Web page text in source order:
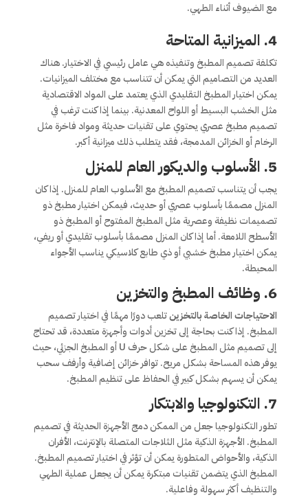
مع الضيوف أثناء الطهي.
4. الميزانية المتاحة
تكلفة تصميم المطبخ وتنفيذه هي عامل رئيسي في الاختيار. هناك
العديد من التصاميم التي يمكن أن تتناسب مع مختلف الميزانيات.
يمكن اختيار المطبخ التقليدي الذي يعتمد على المواد الاقتصادية
مثل الخشب البسيط أو اللواح المعدنية. بينما إذا كنت ترغب في
تصميم مطبخ عصري يحتوي على تقنيات حديثة ومواد فاخرة مثل
الرخام أو الخزائن المدمجة، فقد يتطلب ذلك ميزانية أكبر.
5. الأسلوب والديكور العام للمنزل
يجب أن يتناسب تصميم المطبخ مع الأسلوب العام للمنزل. إذا كان
المنزل مصممًا بأسلوب عصري أو حديث، فيمكن اختيار مطبخ ذو
تصميمات نظيفة وعصرية مثل المطبخ المفتوح أو المطبخ ذو
الأسطح اللامعة. أما إذا كان المنزل مصممًا بأسلوب تقليدي أو ريفي،
يمكن اختيار مطبخ خشبي أو ذي طابع كلاسيكي يناسب الأجواء
المحيطة.
6. وظائف المطبخ والتخزين
الاحتياجات الخاصة بالتخزينتلعب دورًا مهمًا في اختيار تصميم
المطبخ. إذا كنت بحاجة إلى تخزين أدوات وأجهزة متعددة، قد تحتاج
إلى تصميم مثل المطبخ على شكل حرف U أو المطبخ الجزئي، حيث
يوفر هذه المساحة بشكل مريح. توافر خزائن إضافية وأرفف سحب
يمكن أن يسهم بشكل كبير في الحفاظ على تنظيم المطبخ.
7. التكنولوجيا والابتكار
تطور التكنولوجيا جعل من الممكن دمج الأجهزة الحديثة في تصميم
المطبخ. الأجهزة الذكية مثل الثلاجات المتصلة بالإنترنت، الأفران
الذكية، والأحواض المتطورة يمكن أن تؤثر في اختيار تصميم المطبخ.
المطبخ الذي يتضمن تقنيات مبتكرة يمكن أن يجعل عملية الطهي
والتنظيف أكثر سهولة وفاعلية.